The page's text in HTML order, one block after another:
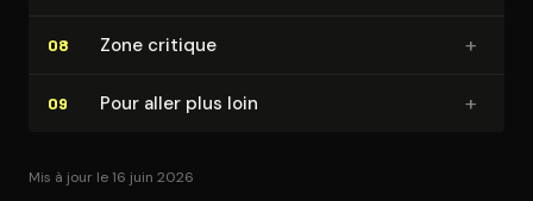
08 Zone critique +
09 Pour aller plus loin +
Mis à jour le 16 juin 2026